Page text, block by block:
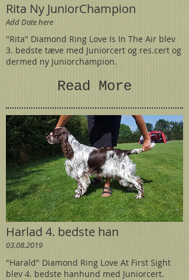
Rita Ny JuniorChampion
Add Date here
"Rita" Diamond Ring Love Is In The Air blev
3. bedste tæve med Juniorcert og res.cert og
dermed ny Juniorchampion.
Read More
Harlad 4. bedste han
03.08.2019
"Harald" Diamond Ring Love At First Sight
blev 4. bedste hanhund med Juniorcert.